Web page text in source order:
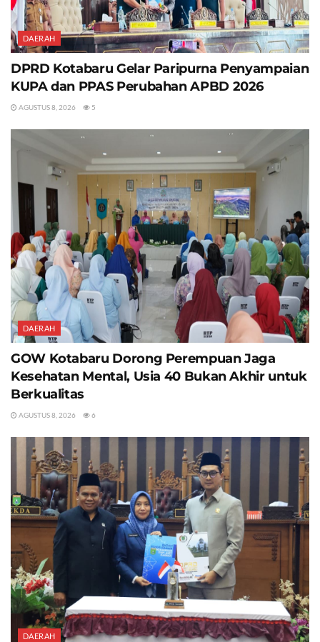
DAERAH
DPRD Kotabaru Gelar Paripurna Penyampaian
KUPA dan PPAS Perubahan APBD 2026
AGUSTUS 8, 2026 5
DAERAH
GOW Kotabaru Dorong Perempuan Jaga
Kesehatan Mental, Usia 40 Bukan Akhir untuk
Berkualitas
AGUSTUS 8, 2026 6
DAERAH